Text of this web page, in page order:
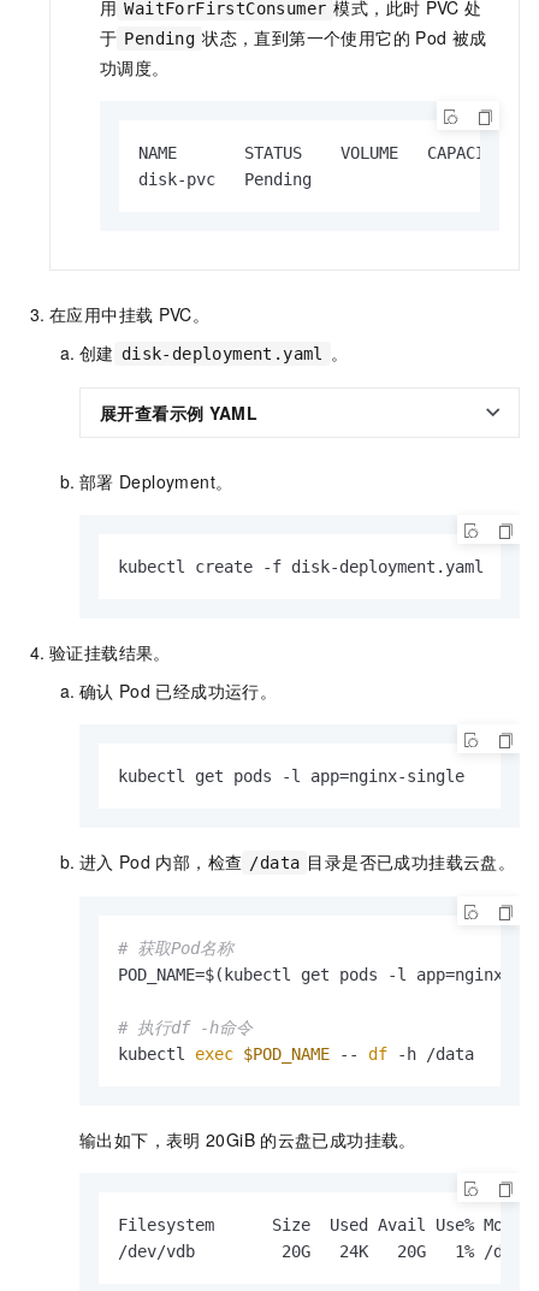
用 WaitForFirstConsumer 模式，此时 PVC 处
于 Pending 状态，直到第一个使用它的 Pod 被成
功调度。
NAME       STATUS    VOLUME   CAPACITY
disk-pvc   Pending
在应用中挂载 PVC。
创建 disk-deployment.yaml 。
展开查看示例 YAML
部署 Deployment。
kubectl create -f disk-deployment.yaml
验证挂载结果。
确认 Pod 已经成功运行。
kubectl get pods -l app=nginx-single
进入 Pod 内部，检查 /data 目录是否已成功挂载云盘。
# 获取Pod名称
POD_NAME=$(kubectl get pods -l app=nginx-
# 执行df -h命令
kubectl exec $POD_NAME -- df -h /data
输出如下，表明 20GiB 的云盘已成功挂载。
Filesystem      Size  Used Avail Use%
/dev/vdb         20G   24K   20G   1% /data